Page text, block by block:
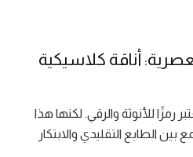
أناقة كلاسيكية
رمزًا للأنوثة والرقي. لكنها هذا
الطابع التقليدي والابتكار